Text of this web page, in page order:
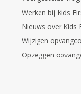
Werken bij Kids
Nieuws over Kids
Wijzigen
Opzeggen